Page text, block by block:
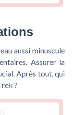
aussi minuscule
Assurer la
Après tout, qui
?